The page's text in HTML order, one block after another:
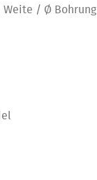
/ Ø Bohrung